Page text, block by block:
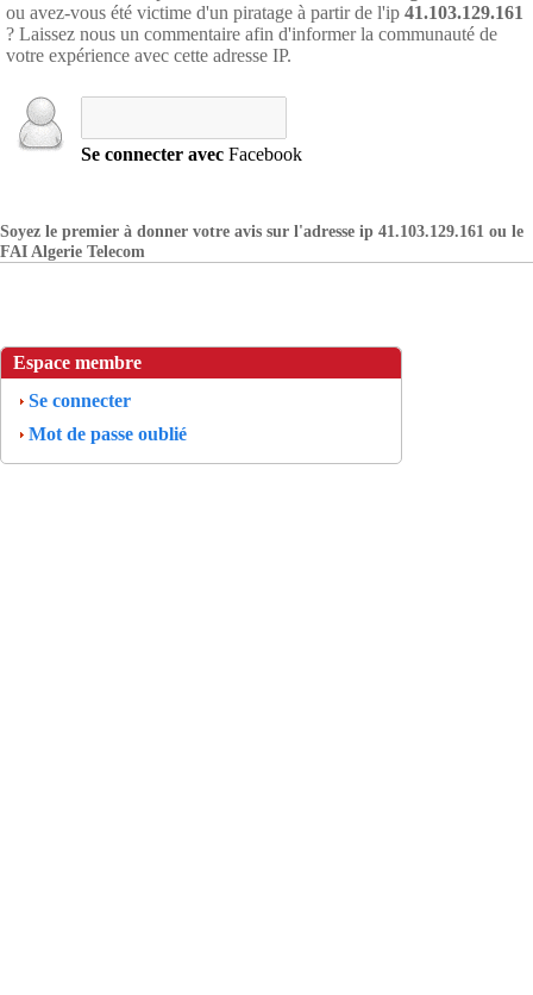
ou avez-vous été victime d'un piratage à partir de l'ip 41.103.129.161
? Laissez nous un commentaire afin d'informer la communauté de
votre expérience avec cette adresse IP.
Se connecter avec Facebook
Soyez le premier à donner votre avis sur l'adresse ip 41.103.129.161 ou le
FAI Algerie Telecom
Espace membre
Se connecter
Mot de passe oublié